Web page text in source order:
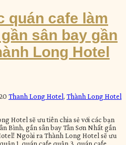
quán cafe làm
sân bay gần
Long Hotel
Thanh Long Hotel, Thành Long Hotel
Hotel sẽ ưu tiên chia sẻ với các bạn
Bình, gần sân bay Tân Sơn Nhất gần
Ngoài ra Thành Long Hotel sẽ ưu